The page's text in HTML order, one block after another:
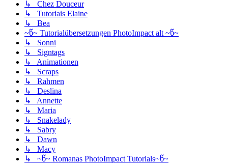
↳ Chez Douceur
↳ Tutoriais Elaine
↳ Bea
~წ~ Tutorialübersetzungen PhotoImpact alt ~წ~
↳ Sonni
↳ Signtags
↳ Animationen
↳ Scraps
↳ Rahmen
↳ Deslina
↳ Annette
↳ Maria
↳ Snakelady
↳ Sabry
↳ Dawn
↳ Macy
↳ ~წ~ Romanas PhotoImpact Tutorials~წ~